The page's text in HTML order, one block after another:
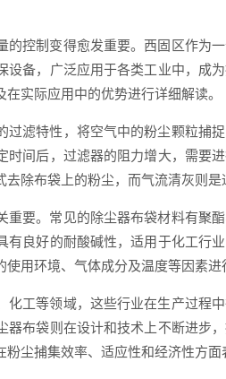
的控制变得愈发重要。西固区作为
设备，广泛应用于各类工业中，成
实际应用中的优势进行详细解读。
过滤特性，将空气中的粉尘颗粒捕
时间后，过滤器的阻力增大，需要
除布袋上的粉尘，而气流清灰则是
重要。常见的除尘器布袋材料有聚
有良好的耐酸碱性，适用于化工行
用环境、气体成分及温度等因素进
化工等领域，这些行业在生产过程
器布袋则在设计和技术上不断进步
尘捕集效率、适应性和经济性方面